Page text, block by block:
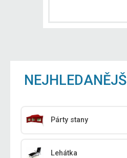
Párty stany
Lehátka